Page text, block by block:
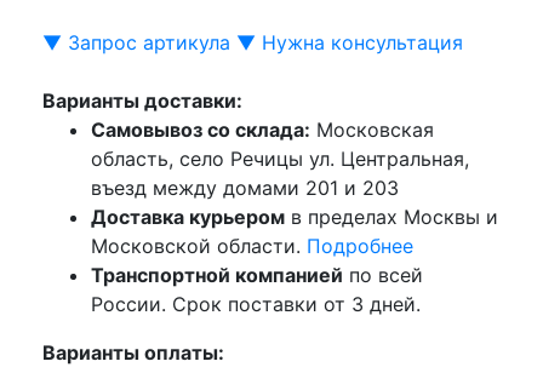
▼ Запрос артикула ▼ Нужна консультация
Варианты доставки:
Самовывоз со склада: Московская
область, село Речицы ул. Центральная,
въезд между домами 201 и 203
Доставка курьером в пределах Москвы и
Московской области. Подробнее
Транспортной компанией по всей
России. Срок поставки от 3 дней.
Варианты оплаты: